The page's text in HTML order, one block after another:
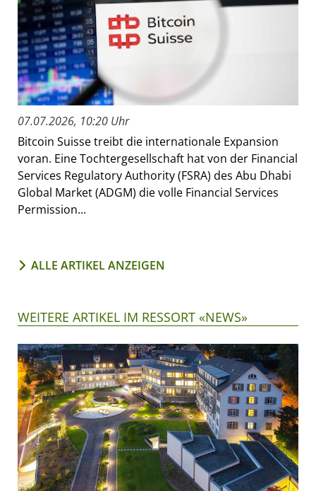
07.07.2026, 10:20 Uhr
Bitcoin Suisse treibt die internationale Expansion
voran. Eine Tochtergesellschaft hat von der Financial
Services Regulatory Authority (FSRA) des Abu Dhabi
Global Market (ADGM) die volle Financial Services
Permission...
ALLE ARTIKEL ANZEIGEN
WEITERE ARTIKEL IM RESSORT «NEWS»